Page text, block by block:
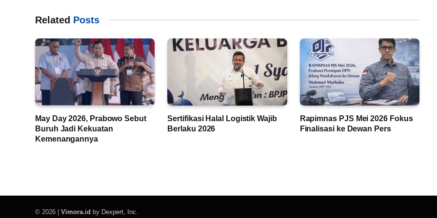
Related Posts
May Day 2026, Prabowo Sebut
Buruh Jadi Kekuatan
Kemenangannya
Sertifikasi Halal Logistik Wajib
Berlaku 2026
Rapimnas PJS Mei 2026 Fokus
Finalisasi ke Dewan Pers
© 2026 | Vimora.id by Dexpert, Inc